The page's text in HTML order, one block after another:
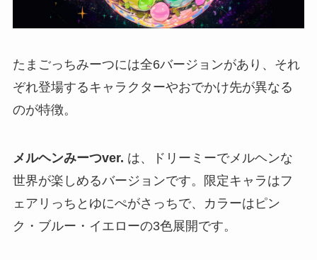
たまごっちみーつには全6バージョンがあり、それ
ぞれ登場するキャラクターやおでかけ先が異なる
のが特徴。
メルヘンみーつver. は、ドリーミーでメルヘンな
世界が楽しめるバージョンです。限定キャラはフ
ェアリっちとゆにぺがさっちで、カラーはピン
ク・ブルー・イエローの3色展開です。